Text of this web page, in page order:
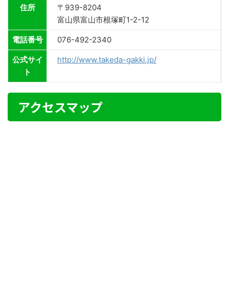
住所
〒939-8204
富山県富山市根塚町1-2-12
電話番号 076-492-2340
公式サイ
ト
http://www.takeda-gakki.jp/
アクセスマップ